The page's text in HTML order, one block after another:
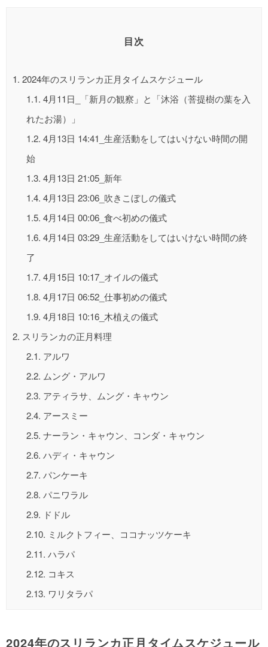
目次
1. 2024年のスリランカ正月タイムスケジュール
1.1. 4月11日_「新月の観察」と「沐浴（菩提樹の葉を入
れたお湯）」
1.2. 4月13日 14:41_生産活動をしてはいけない時間の開
始
1.3. 4月13日 21:05_新年
1.4. 4月13日 23:06_吹きこぼしの儀式
1.5. 4月14日 00:06_食べ初めの儀式
1.6. 4月14日 03:29_生産活動をしてはいけない時間の終
了
1.7. 4月15日 10:17_オイルの儀式
1.8. 4月17日 06:52_仕事初めの儀式
1.9. 4月18日 10:16_木植えの儀式
2. スリランカの正月料理
2.1. アルワ
2.2. ムング・アルワ
2.3. アティラサ、ムング・キャウン
2.4. アースミー
2.5. ナーラン・キャウン、コンダ・キャウン
2.6. ハディ・キャウン
2.7. パンケーキ
2.8. パニワラル
2.9. ドドル
2.10. ミルクトフィー、ココナッツケーキ
2.11. ハラパ
2.12. コキス
2.13. ワリタラパ
2024年のスリランカ正月タイムスケジュール